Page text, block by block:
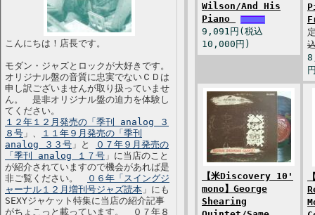
こんにちは！店長です。
モダン・ジャズとロックが大好きです。
オリジナル盤の音質に忠実でないＣＤは
申し訳ございませんが取り扱っていませ
ん。 是非オリジナル盤の迫力を体験し
てください。
１２年１２月発売の「季刊 analog ３
８号 」、
１１年９月発売の「季刊
analog ３３号 」と
０７年９月発売の
「季刊 analog １７号 」に当店のこと
が紹介されていますので機会があれば是
非ご覧ください。
０６年「スイングジ
ャーナル１２月増刊号ジャズ読本 」にも
SEXYジャケット特集に当店の紹介記事
がちょこっと載っています。 ０７年８
Wilson/And His
Piano
9,091円(税込
10,000円)
【米Discovery 10'
mono】George
Shearing